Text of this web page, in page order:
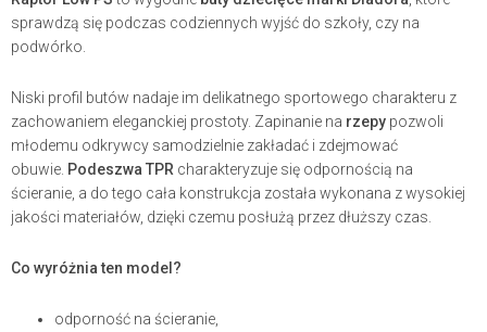
sprawdzą się podczas codziennych wyjść do szkoły, czy na
podwórko.
Niski profil butów nadaje im delikatnego sportowego charakteru z
zachowaniem eleganckiej prostoty. Zapinanie na rzepy pozwoli
młodemu odkrywcy samodzielnie zakładać i zdejmować
obuwie. Podeszwa TPR charakteryzuje się odpornością na
ścieranie, a do tego cała konstrukcja została wykonana z wysokiej
jakości materiałów, dzięki czemu posłużą przez dłuższy czas.
Co wyróżnia ten model?
odporność na ścieranie,